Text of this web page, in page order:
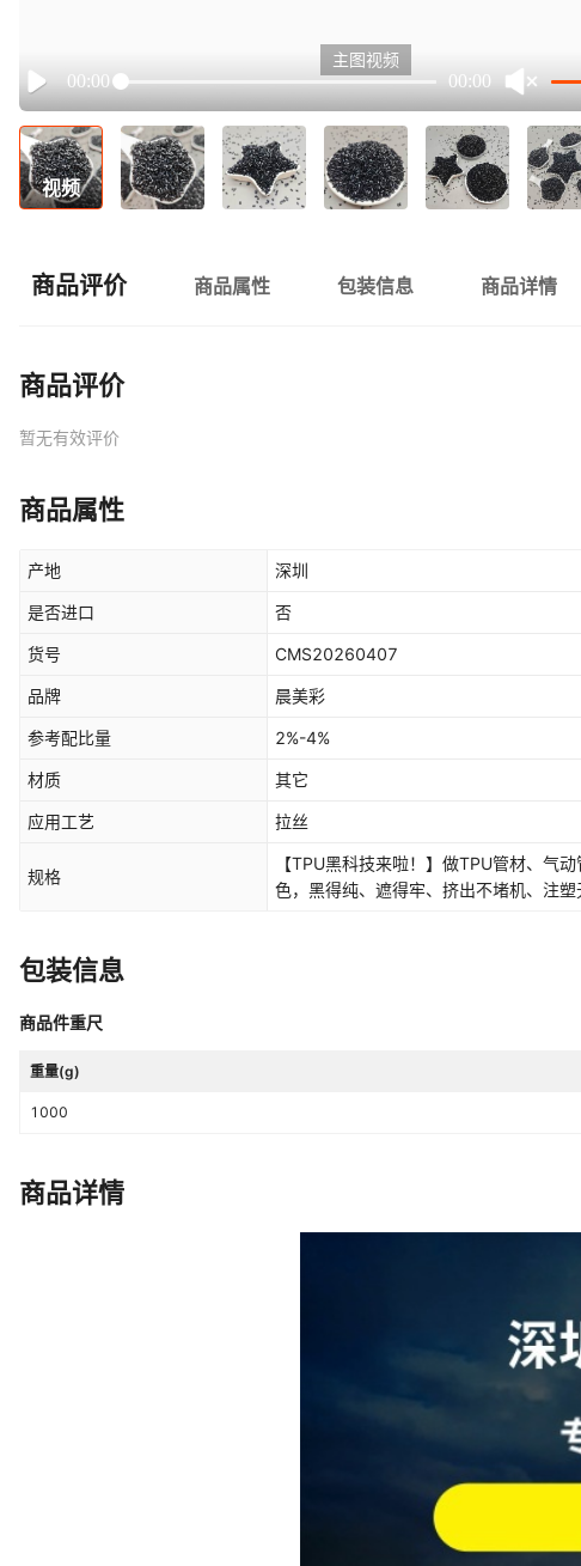
Play
00:00 00:00
主图视频
视频
商品评价 商品属性 包装信息 商品详情
商品评价
暂无有效评价
商品属性
产地 深圳
是否进口 否
货号 CMS20260407
品牌 晨美彩
参考配比量 2%-4%
材质 其它
应用工艺 拉丝
规格
【TPU黑科技来啦！】做TPU管材、
色，黑得纯、遮得牢、挤出不堵机、注
包装信息
商品件重尺
重量(g)
1000
商品详情